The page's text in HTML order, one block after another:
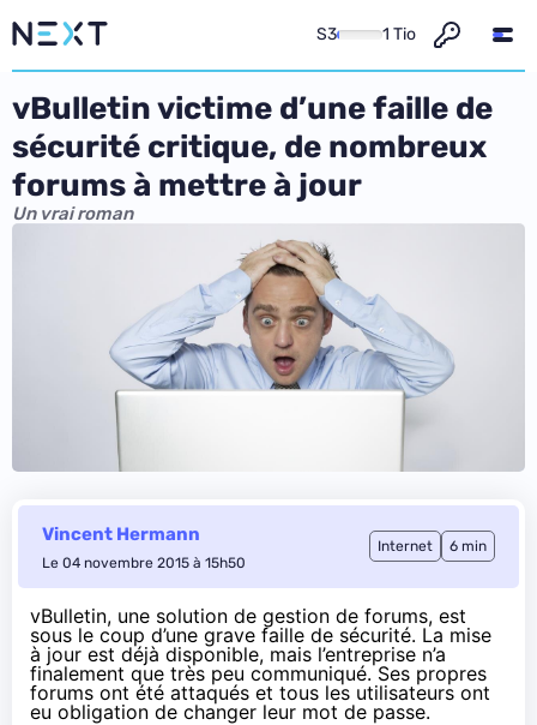
S3 1 Tio
vBulletin victime d’une faille de
sécurité critique, de nombreux
forums à mettre à jour
Un vrai roman
Vincent Hermann
Le 04 novembre 2015 à 15h50
Internet 6 min
vBulletin, une solution de gestion de forums, est
sous le coup d’une grave faille de sécurité. La mise
à jour est déjà disponible, mais l’entreprise n’a
finalement que très peu communiqué. Ses propres
forums ont été attaqués et tous les utilisateurs ont
eu obligation de changer leur mot de passe.